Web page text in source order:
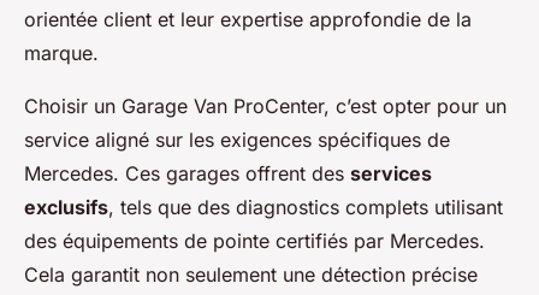
orientée client et leur expertise approfondie de la
marque.
Choisir un Garage Van ProCenter, c’est opter pour un
service aligné sur les exigences spécifiques de
Mercedes. Ces garages offrent des services
exclusifs, tels que des diagnostics complets utilisant
des équipements de pointe certifiés par Mercedes.
Cela garantit non seulement une détection précise